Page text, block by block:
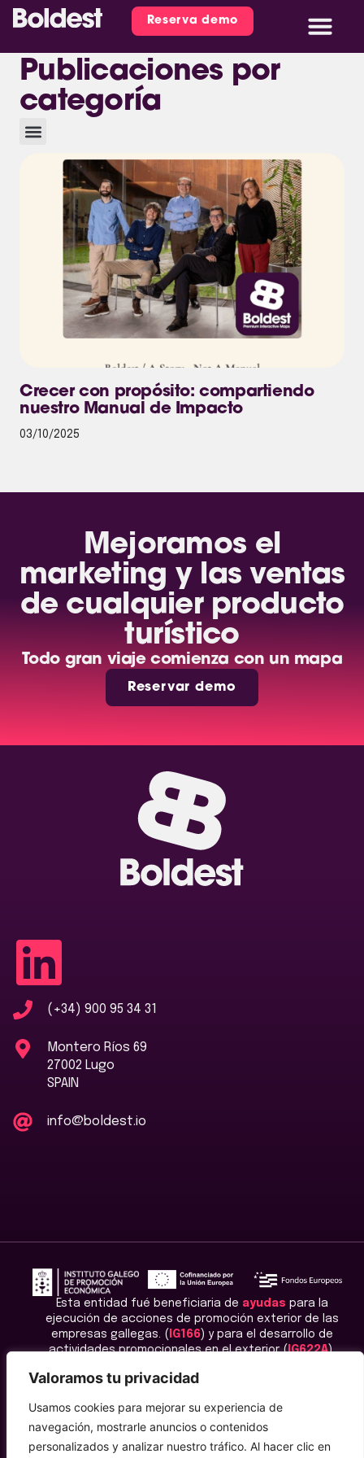
Valoramos tu privacidad
Usamos cookies para mejorar su experiencia de
navegación, mostrarle anuncios o contenidos
personalizados y analizar nuestro tráfico. Al hacer clic en
Reserva demo
Publicaciones por
categoría
Crecer con propósito: compartiendo
nuestro Manual de Impacto
03/10/2025
Mejoramos el
marketing y las ventas
de cualquier producto
turístico
Todo gran viaje comienza con un mapa
Reservar demo
(+34) 900 95 34 31
Montero Ríos 69
27002 Lugo
SPAIN
info@boldest.io
Esta entidad fué beneficiaria de ayudas para la
ejecución de acciones de promoción exterior de las
empresas gallegas. ( IG166) y para el desarrollo de
actividades promocionales en el exterior (IG622A).